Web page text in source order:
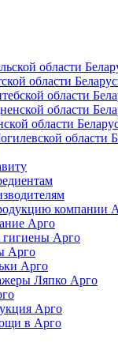
области
области
области
области
области
области
компании
Арго
гигиены Арго
Арго
Арго
Ляпко Арго
Арго
в Арго